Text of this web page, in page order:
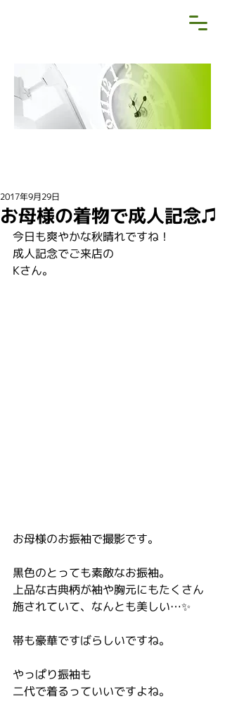
お母様の着物で成人記念♫
2017年9月29日
今日も爽やかな秋晴れですね！
成人記念でご来店の
Kさん。
お母様のお振袖で撮影です。
黒色のとっても素敵なお振袖。
上品な古典柄が袖や胸元にもたくさん
施されていて、なんとも美しい…✨
帯も豪華ですばらしいですね。
やっぱり振袖も
二代で着るっていいですよね。